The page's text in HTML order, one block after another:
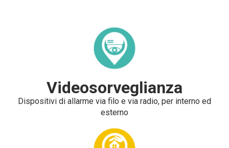
Videosorveglianza
Dispositivi di allarme via filo e via radio, per interno ed
esterno